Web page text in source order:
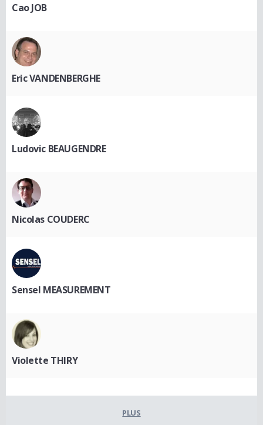
Cao JOB
Eric VANDENBERGHE
Ludovic BEAUGENDRE
Nicolas COUDERC
Sensel MEASUREMENT
Violette THIRY
PLUS